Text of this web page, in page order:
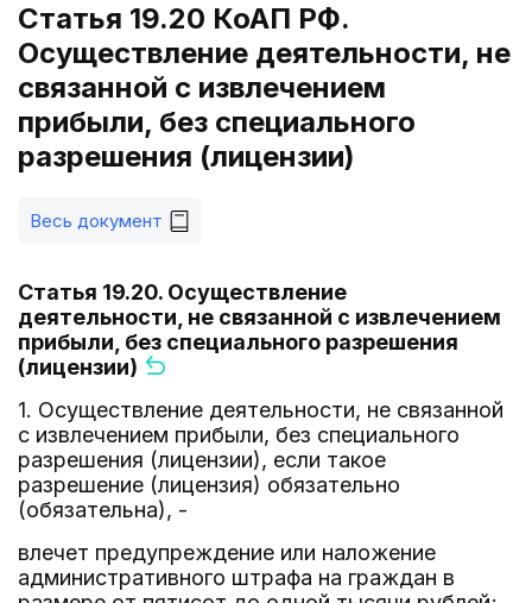
Статья 19.20 КоАП РФ.
Осуществление деятельности, не
связанной с извлечением
прибыли, без специального
разрешения (лицензии)
Весь документ
Статья 19.20. Осуществление
деятельности, не связанной с извлечением
прибыли, без специального разрешения
(лицензии)
1. Осуществление деятельности, не связанной
с извлечением прибыли, без специального
разрешения (лицензии), если такое
разрешение (лицензия) обязательно
(обязательна), -
влечет предупреждение или наложение
административного штрафа на граждан в